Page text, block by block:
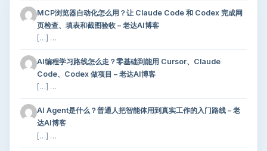
MCP浏览器自动化怎么用？让 Claude Code 和 Codex 完成网
页检查、填表和截图验收 – 老达AI博客
[…] …
AI编程学习路线怎么走？零基础到能用 Cursor、Claude
Code、Codex 做项目 – 老达AI博客
[…] …
AI Agent是什么？普通人把智能体用到真实工作的入门路线 – 老
达AI博客
[…] …